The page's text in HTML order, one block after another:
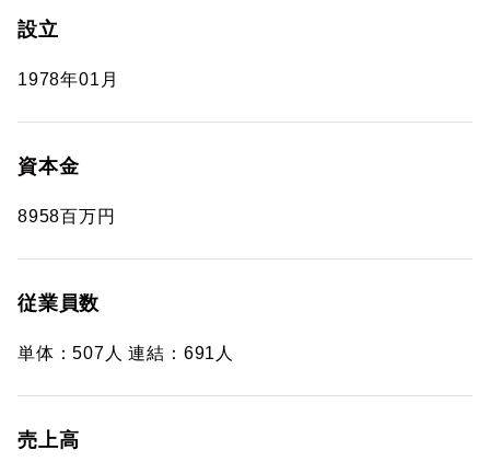
設立
1978年01月
資本金
8958百万円
従業員数
単体：507人 連結：691人
売上高